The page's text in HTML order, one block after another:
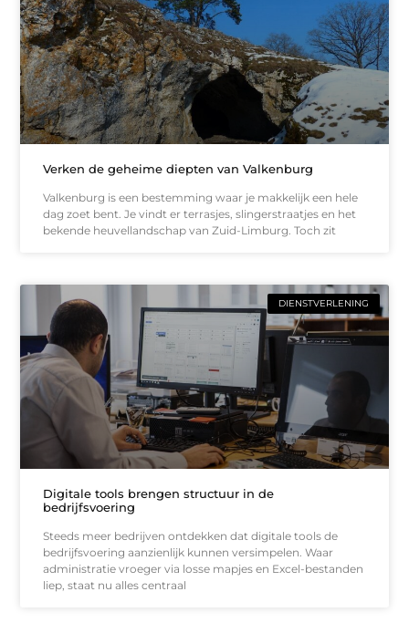
Verken de geheime diepten van Valkenburg
Valkenburg is een bestemming waar je makkelijk een hele
dag zoet bent. Je vindt er terrasjes, slingerstraatjes en het
bekende heuvellandschap van Zuid-Limburg. Toch zit
DIENSTVERLENING
Digitale tools brengen structuur in de
bedrijfsvoering
Steeds meer bedrijven ontdekken dat digitale tools de
bedrijfsvoering aanzienlijk kunnen versimpelen. Waar
administratie vroeger via losse mapjes en Excel-bestanden
liep, staat nu alles centraal